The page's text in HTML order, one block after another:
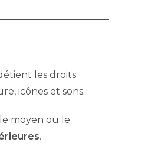
les droits
icônes et sons.
moyen ou le
.